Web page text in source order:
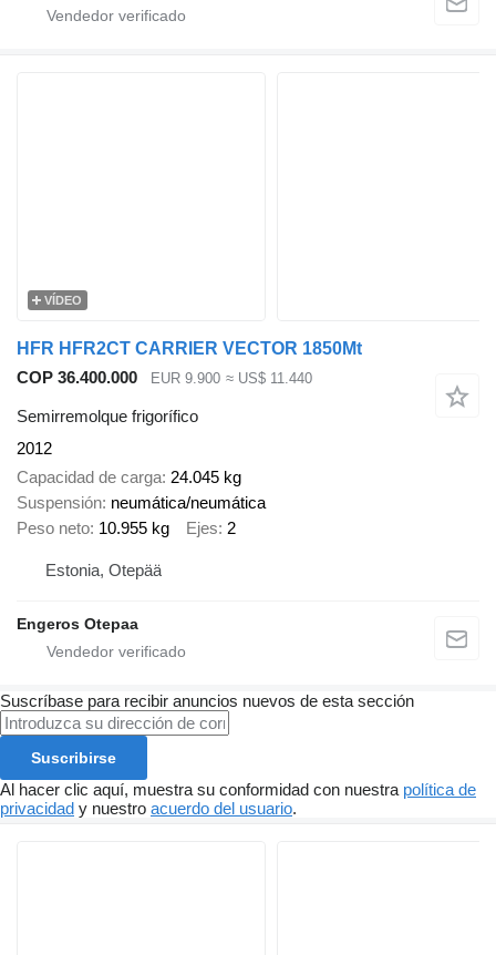
VÍDEO
HFR HFR2CT CARRIER VECTOR 1850Mt
COP 36.400.000
EUR 9.900 ≈ US$ 11.440
Semirremolque frigorífico
2012
Capacidad de carga 24.045 kg
Suspensión neumática/neumática
Peso neto 10.955 kg Ejes 2
Estonia, Otepää
Engeros Otepaa
Suscríbase para recibir anuncios nuevos de esta sección
Suscribirse
Al hacer clic aquí, muestra su conformidad con nuestra política de
privacidad y nuestro acuerdo del usuario.